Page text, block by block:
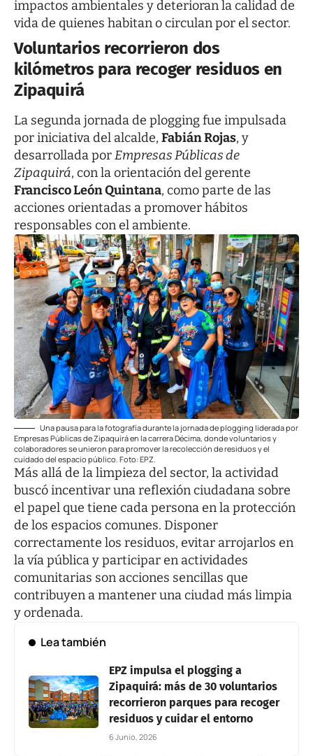
impactos ambientales y deterioran la calidad de
vida de quienes habitan o circulan por el sector.
Voluntarios recorrieron dos
kilómetros para recoger residuos en
Zipaquirá
La segunda jornada de plogging fue impulsada
por iniciativa del alcalde, Fabián Rojas, y
desarrollada porEmpresas Públicas de
Zipaquirá, con la orientación del gerente
Francisco León Quintana, como parte de las
acciones orientadas a promover hábitos
responsables con el ambiente.
Una pausa para la fotografía durante la jornada de plogging liderada por
Empresas Públicas de Zipaquirá en la carrera Décima, donde voluntarios y
colaboradores se unieron para promover la recolección de residuos y el
cuidado del espacio público. Foto: EPZ.
Más allá de la limpieza del sector, la actividad
buscó incentivar una reflexión ciudadana sobre
el papel que tiene cada persona en la protección
de los espacios comunes. Disponer
correctamente los residuos, evitar arrojarlos en
la vía pública y participar en actividades
comunitarias son acciones sencillas que
contribuyen a mantener una ciudad más limpia
y ordenada.
Lea también
EPZ impulsa el plogging a
Zipaquirá: más de 30 voluntarios
recorrieron parques para recoger
residuos y cuidar el entorno
6 Junio, 2026